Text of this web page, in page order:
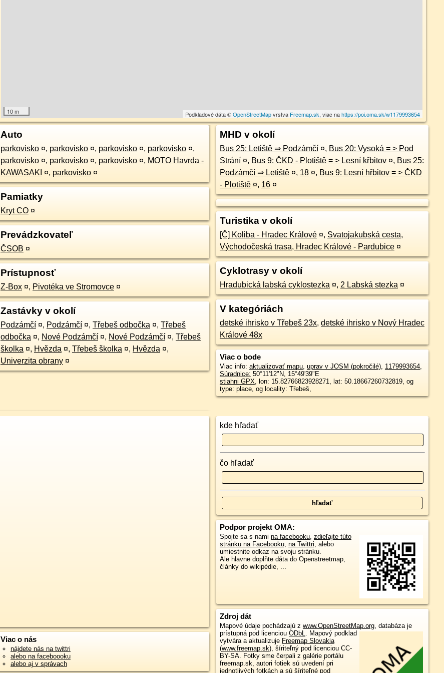
10 m Podkladové dáta ©OpenStreetMapvrstva Freemap.sk, viac nahttps://poi.oma.sk/w1179993654
Auto
parkovisko ¤, parkovisko ¤, parkovisko ¤, parkovisko ¤,
parkovisko ¤, parkovisko ¤, parkovisko ¤, MOTO Havrda -
KAWASAKI ¤, parkovisko ¤
Pamiatky
Kryt CO ¤
Prevádzkovateľ
ČSOB ¤
Prístupnosť
Z-Box ¤, Pivotéka ve Stromovce ¤
Zastávky v okolí
Podzámčí ¤, Podzámčí ¤, Třebeš odbočka ¤, Třebeš
odbočka ¤, Nové Podzámčí ¤, Nové Podzámčí ¤, Třebeš
školka ¤, Hvězda ¤, Třebeš školka ¤, Hvězda ¤,
Univerzita obrany ¤
MHD v okolí
Bus 25: Letiště ⇒ Podzámčí ¤, Bus 20: Vysoká = > Pod
Strání ¤, Bus 9: ČKD - Plotiště = > Lesní křbitov ¤, Bus 25:
Podzámčí ⇒ Letiště ¤, 18 ¤, Bus 9: Lesní hřbitov = > ČKD
- Plotiště ¤, 16 ¤
Turistika v okolí
[Č] Koliba - Hradec Králové ¤, Svatojakubská cesta,
Východočeská trasa, Hradec Králové - Pardubice ¤
Cyklotrasy v okolí
Hradubická labská cyklostezka ¤, 2 Labská stezka ¤
V kategóriách
detské ihrisko v Třebeš 23x, detské ihrisko v Nový Hradec
Králové 48x
Viac o bode
Viac info: aktualizovať mapu, uprav v JOSM (pokročilé), 1179993654,
Súradnice: 50°11'12"N, 15°49'39"E
stiahni GPX, lon: 15.82766823928271, lat: 50.18667260732819, og
type: place, og locality: Třebeš,
Viac o nás
nájdete nás na twittri
alebo na faceboooku
alebo aj v správach
kde hľadať
čo hľadať
Podpor projekt OMA:
Spojte sa s nami na facebooku, zdieľajte túto
stránku na Facebooku, na Twittri, alebo
umiestnite odkaz na svoju stránku.
Ale hlavne doplňte dáta do Openstreetmap,
články do wikipédie, ...
Zdroj dát
Mapové údaje pochádzajú z www.OpenStreetMap.org, databáza je
prístupná pod licenciou ODbL. Mapový podklad
vytvára a aktualizuje Freemap Slovakia
(www.freemap.sk), šíriteľný pod licenciou CC-
BY-SA. Fotky sme čerpali z galérie portálu
freemap.sk, autori fotiek sú uvedení pri
jednotlivých fotkách a sú šíriteľné pod